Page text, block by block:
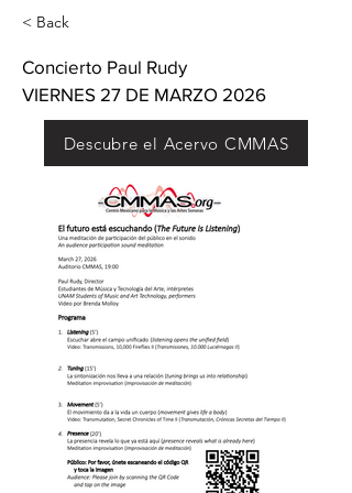
< Back
Concierto Paul Rudy
VIERNES 27 DE MARZO 2026
Descubre el Acervo CMMAS